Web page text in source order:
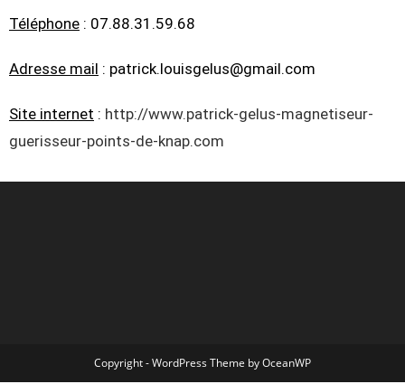
Téléphone : 07.88.31.59.68
Adresse mail : patrick.louisgelus@gmail.com
Site internet : http://www.patrick-gelus-magnetiseur-
guerisseur-points-de-knap.com
Copyright - WordPress Theme by OceanWP